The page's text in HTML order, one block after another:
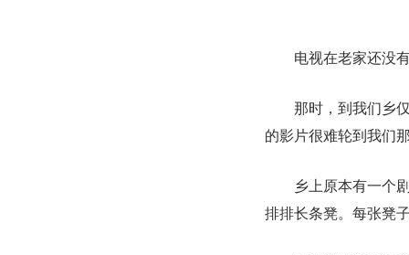
电视在老家还没
那时，到我们乡
的影片很难轮到我们
乡上原本有一个
排排长条凳。每张凳